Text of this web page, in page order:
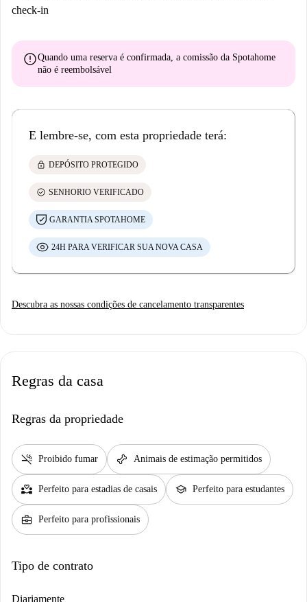
check-in
errorQuando uma reserva é confirmada, a comissão da Spotahome
não é reembolsável
E lembre-se, com esta propriedade terá:
lock DEPÓSITO PROTEGIDO
check_circle SENHORIO VERIFICADO
GARANTIA SPOTAHOME
24H PARA VERIFICAR SUA NOVA CASA
Descubra as nossas condições de cancelamento transparentes
Regras da casa
Regras da propriedade
smoke_free Proibido fumar pet_supplies Animais de estimação permitidos
partner_heart Perfeito para estadias de casais school Perfeito para estudantes
business_center Perfeito para profissionais
Tipo de contrato
Diariamente